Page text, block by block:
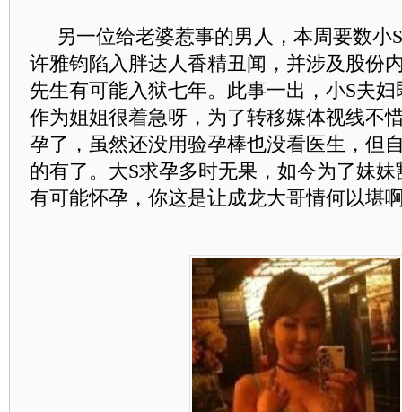
另一位给老婆惹事的男人，本周要数小
许雅钧陷入胖达人香精丑闻，并涉及股份
先生有可能入狱七年。此事一出，小S夫妇
作为姐姐很着急呀，为了转移媒体视线不
孕了，虽然还没用验孕棒也没看医生，但
的有了。大S求孕多时无果，如今为了妹
有可能怀孕，你这是让成龙大哥情何以堪